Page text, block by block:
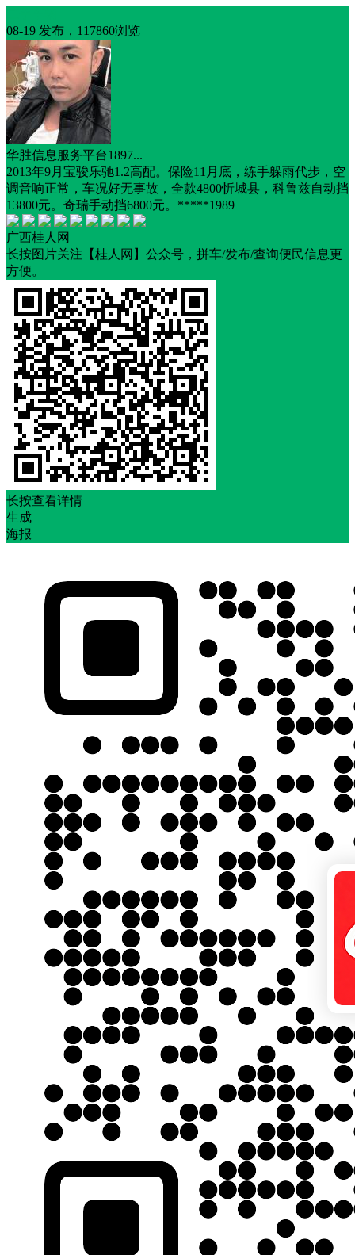
08-19 发布，117860浏览
华胜信息服务平台1897...
2013年9月宝骏乐驰1.2高配。保险11月底，练手躲雨代步，空
调音响正常，车况好无事故，全款4800忻城县，科鲁兹自动挡
13800元。奇瑞手动挡6800元。*****1989
广西桂人网
长按图片关注【桂人网】公众号，拼车/发布/查询便民信息更
方便。
长按查看详情
生成
海报